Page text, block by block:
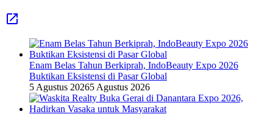
Enam Belas Tahun Berkiprah, IndoBeauty Expo 2026
Buktikan Eksistensi di Pasar Global
5 Agustus 20265 Agustus 2026